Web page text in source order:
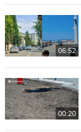
06:52
00:20